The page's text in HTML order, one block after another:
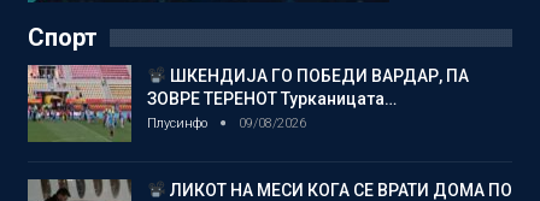
Спорт
ШКЕНДИЈА ГО ПОБЕДИ ВАРДАР, ПА
ЗОВРЕ ТЕРЕНОТ Турканицата…
Плусинфо 09/08/2026
ЛИКОТ НА МЕСИ КОГА СЕ ВРАТИ ДОМА ПО